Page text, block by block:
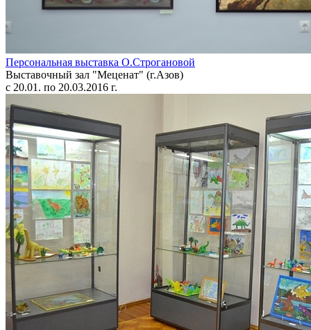
Персональная выставка О.Строгановой
Выставочный зал "Меценат" (г.Азов)
с 20.01. по 20.03.2016 г.